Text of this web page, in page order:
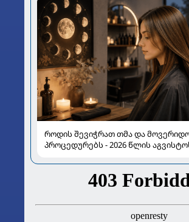
როდის შევიჭრათ თმა და
პროცედურებს - 2026 წლის